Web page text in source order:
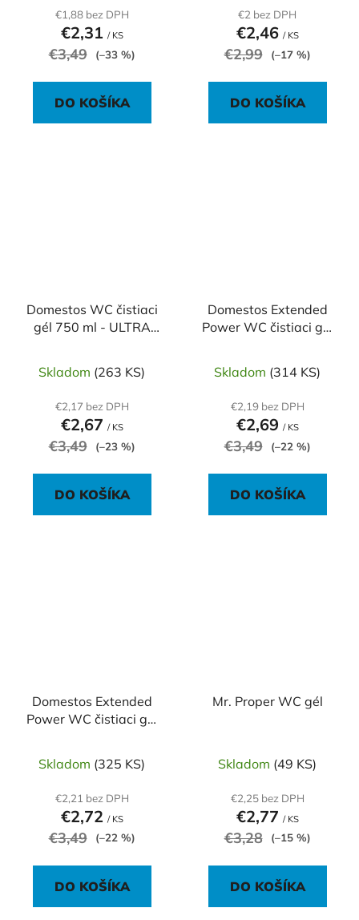
€1,88 bez DPH
€2,31 / KS
€3,49 (–33 %)
DO KOŠÍKA
€2 bez DPH
€2,46 / KS
€2,99 (–17 %)
DO KOŠÍKA
Domestos WC čistiaci
gél 750 ml - ULTRA
Skladom (263 KS)
€2,17 bez DPH
€2,67 / KS
€3,49 (–23 %)
DO KOŠÍKA
Domestos Extended
Power WC čistiaci gél
Skladom (314 KS)
€2,19 bez DPH
€2,69 / KS
€3,49 (–22 %)
DO KOŠÍKA
Domestos Extended
Power WC čistiaci gél
Skladom (325 KS)
€2,21 bez DPH
€2,72 / KS
€3,49 (–22 %)
DO KOŠÍKA
Mr. Proper WC gél
Skladom (49 KS)
€2,25 bez DPH
€2,77 / KS
€3,28 (–15 %)
DO KOŠÍKA